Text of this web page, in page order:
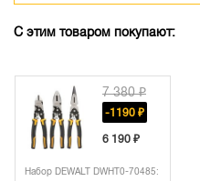
С этим товаром покупают:
7 380 ₽
-1190 ₽
6 190 ₽
Набор DEWALT DWHT0-70485: